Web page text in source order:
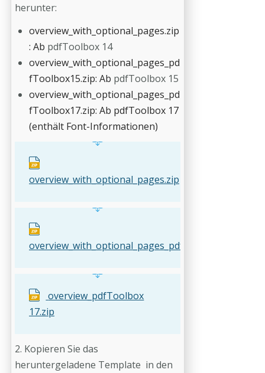
herunter:
overview_with_optional_pages.zip
: Ab pdfToolbox 14
overview_with_optional_pages_pd
fToolbox15.zip: Ab pdfToolbox 15
overview_with_optional_pages_pd
fToolbox17.zip: Ab pdfToolbox 17
(enthält Font-Informationen)
overview_with_optional_pages.zip
overview_with_optional_pages_pdfToolbox15.zip
overview_pdfToolbox
17.zip
2. Kopieren Sie das
heruntergeladene Template in den